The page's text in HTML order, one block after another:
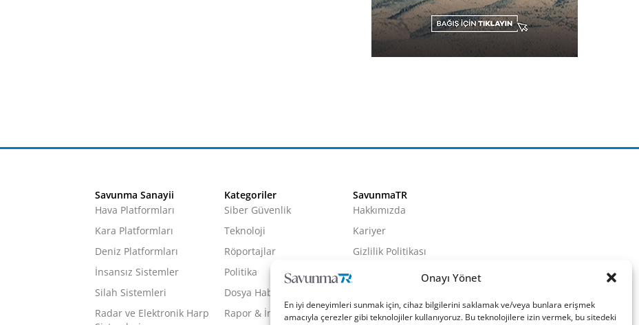
Onayı Yönet
En iyi deneyimleri sunmak için, cihaz bilgilerini saklamak ve/veya bunlara erişmek
amacıyla çerezler gibi teknolojiler kullanıyoruz. Bu teknolojilere izin vermek, bu sitedeki
Savunma Sanayii
Hava Platformları
Kara Platformları
Deniz Platformları
İnsansız Sistemler
Silah Sistemleri
Radar ve Elektronik Harp
Kategoriler
Siber Güvenlik
Teknoloji
Röportajlar
Politika
Dosya Haber
Rapor & İnfografik
SavunmaTR
Hakkımızda
Kariyer
Gizlilik Politikası